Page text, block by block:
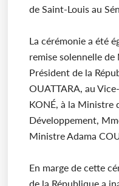
de Saint-Louis au
La cérémonie a été
remise solennelle de
Président de la
OUATTARA, au
KONÉ, à la Ministre
Développement,
Ministre Adama
En marge de cette
de la République a